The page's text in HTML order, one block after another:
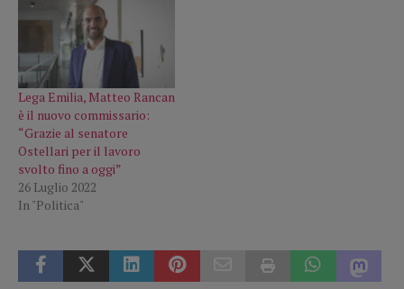
Lega Emilia, Matteo Rancan
è il nuovo commissario:
“Grazie al senatore
Ostellari per il lavoro
svolto fino a oggi”
26 Luglio 2022
In "Politica"